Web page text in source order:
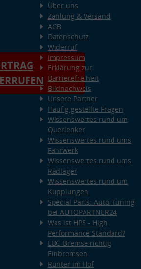
Über uns
Zahlung & Versand
AGB
Datenschutz
Widerruf
Impressum
Erklärung zur
Barrierefreiheit
Bildnachweis
Unsere Partner
Häufig gestellte Fragen
Wissenswertes rund um
Querlenker
Wissenswertes rund ums
Fahrwerk
Wissenswertes rund ums
Radlager
Wissenswertes rund um
Kupplungen
Special Parts: Auto-Tuning
bei AUTOPARTNER24
Was ist HPS - High
Performance Standard?
EBC-Bremse richtig
Einbremsen
Runter im Hof